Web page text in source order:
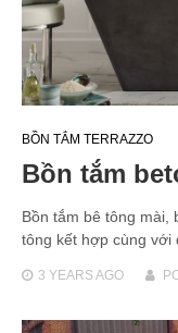
BỒN TẮM TERRAZZO
Bồn tắm
Bồn tắm bê tông mài,
tông kết hợp cùng
3 YEARSAGO